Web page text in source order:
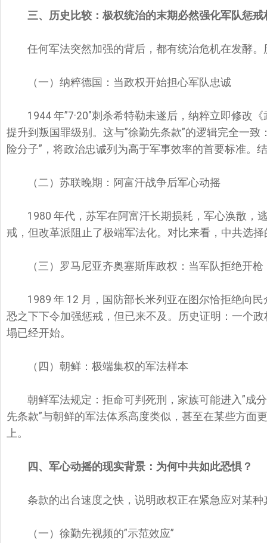
三、历史比较：极权统治的末期必然强化军队惩戒
任何军法突然加强的背后，都有统治危机在发酵
（一）纳粹德国：当政权开始担心军队忠诚
1944 年”7·20″刺杀希特勒未遂后，纳粹立即修改
提升到叛国罪级别。这与”徐勤先条款”的逻辑完全一
险分子”，将政治忠诚列为高于军事效率的首要标准。
（二）苏联晚期：阿富汗战争后军心动摇
1980 年代，苏军在阿富汗长期损耗，军心涣散，
戒，但改革派阻止了极端军法化。对比来看，中共选
（三）罗马尼亚齐奥塞斯库政权：当军队拒绝开
1989 年 12 月，国防部长米列亚在图尔恰拒绝向
恐之下下令加强惩戒，但已来不及。历史证明：一个
塌已经开始。
（四）朝鲜：极端集权的军法样本
朝鲜军法规定：拒命可判死刑，家族可能进入”成
先条款”与朝鲜的军法体系高度类似，甚至在某些方面
上。
四、军心动摇的现实背景：为何中共如此恐惧？
条款的出台速度之快，说明政权正在紧急应对某
（一）徐勤先视频的”示范效应”